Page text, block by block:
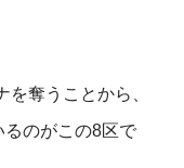
奪うことから、
るのがこの8区で